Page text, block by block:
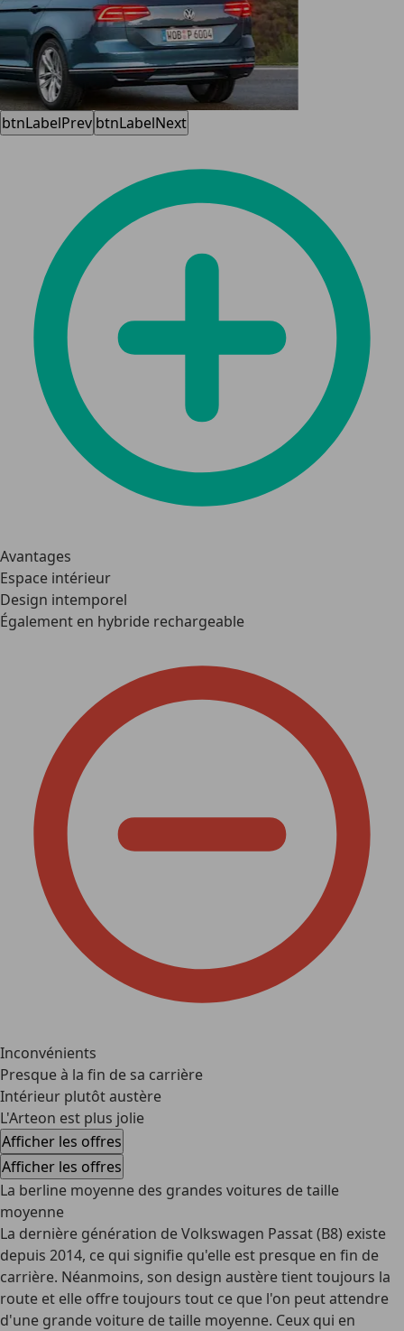
btnLabelPrev btnLabelNext
Avantages
Espace intérieur
Design intemporel
Également en hybride rechargeable
Inconvénients
Presque à la fin de sa carrière
Intérieur plutôt austère
L'Arteon est plus jolie
Afficher les offres
Afficher les offres
La berline moyenne des grandes voitures de taille
moyenne
La dernière génération de Volkswagen Passat (B8) existe
depuis 2014, ce qui signifie qu'elle est presque en fin de
carrière. Néanmoins, son design austère tient toujours la
route et elle offre toujours tout ce que l'on peut attendre
d'une grande voiture de taille moyenne. Ceux qui en